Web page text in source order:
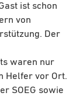
ist schon
von
Der
waren nur
Helfer vor Ort.
SOEG sowie